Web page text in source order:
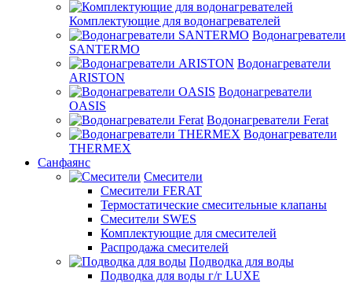
Комплектующие для водонагревателей
Водонагреватели
SANTERMO
Водонагреватели
ARISTON
Водонагреватели
OASIS
Водонагреватели Ferat
Водонагреватели
THERMEX
Санфаянс
Смесители
Смесители FERAT
Термостатические смесительные клапаны
Смесители SWES
Комплектующие для смесителей
Распродажа смесителей
Подводка для воды
Подводка для воды г/г LUXE